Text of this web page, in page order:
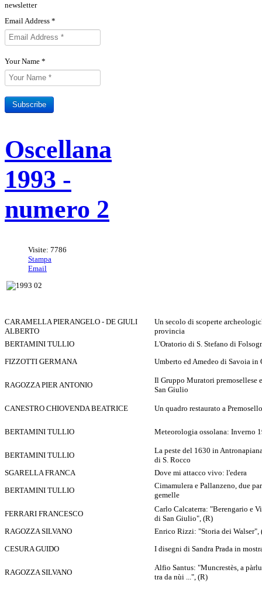
newsletter
Email Address *
Your Name *
Subscribe
Oscellana
1993 -
numero 2
Visite: 7786
Stampa
Email
CARAMELLA PIERANGELO - DE GIULI
ALBERTO
Un secolo di scoperte
provincia
BERTAMINI TULLIO
L'Oratorio di S. Stefano di
FIZZOTTI GERMANA
Umberto ed Amedeo di Savoia in
RAGOZZA PIER ANTONIO
Il Gruppo Muratori premosellese
San Giulio
CANESTRO CHIOVENDA BEATRICE Un quadro restaurato a
BERTAMINI TULLIO Meteorologia ossolana: Inverno
BERTAMINI TULLIO
La peste del 1630 in
di S. Rocco
SGARELLA FRANCA
Dove mi attacco vivo: l'edera
BERTAMINI TULLIO
Cimamulera e Pallanzeno, due
gemelle
FERRARI FRANCESCO
Carlo Calcaterra: "Berengario e
di San Giulio", (R)
RAGOZZA SILVANO
Enrico Rizzi: "Storia dei Walser",
CESURA GUIDO
I disegni di Sandra Prada in
RAGOZZA SILVANO
Alfio Santus: "Muncrestès, a
tra da nùi ...", (R)